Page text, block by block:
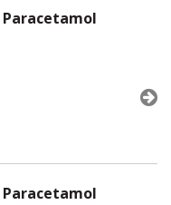
Paracetamol
Paracetamol